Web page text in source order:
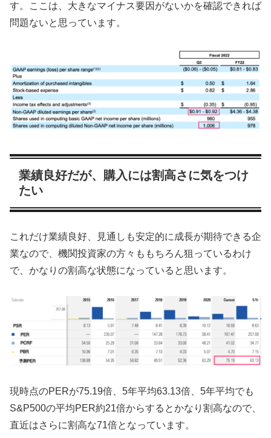
す。ここは、大きなマイナス要因がないかを確認できれば
問題ないと思っています。
業績良好だが、購入には割高さに気をつけ
たい
これだけ業績良好、見通しも安定的に成長が期待できる企
業なので、機関投資家の方々ももちろん狙っているわけ
で、かなりの割高な状態になっていると思います。
現時点のPERが75.19倍、5年平均63.13倍、5年平均でも
S&P500の平均PER約21倍からするとかなり割高なので、
直近はさらに割高な71倍となっています。